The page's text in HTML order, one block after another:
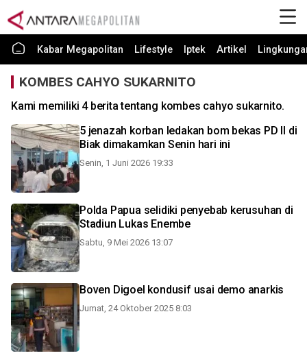
Kabar Megapolitan Lifestyle Iptek Artikel
KOMBES CAHYO SUKARNITO
Kami memiliki 4 berita tentang kombes cahyo sukarnito.
5 jenazah korban ledakan bom bekas PD II di
Biak dimakamkan Senin hari ini
Senin, 1 Juni 2026 19:33
Polda Papua selidiki penyebab kerusuhan di
Stadiun Lukas Enembe
Sabtu, 9 Mei 2026 13:07
Boven Digoel kondusif usai demo anarkis
Jumat, 24 Oktober 2025 8:03